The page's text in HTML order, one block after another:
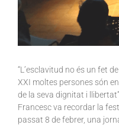
“L’esclavitud no és un fet
XXI moltes persones són
de la seva dignitat i
Francesc va recordar la
passat 8 de febrer, una